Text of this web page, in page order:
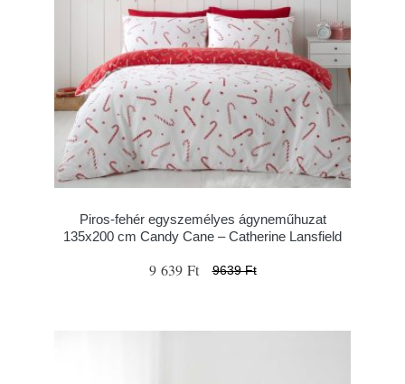
Piros-fehér egyszemélyes ágyneműhuzat
135x200 cm Candy Cane – Catherine Lansfield
9 639 Ft 9639 Ft